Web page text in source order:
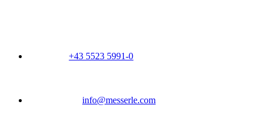
+43 5523 5991-0
info@messerle.com